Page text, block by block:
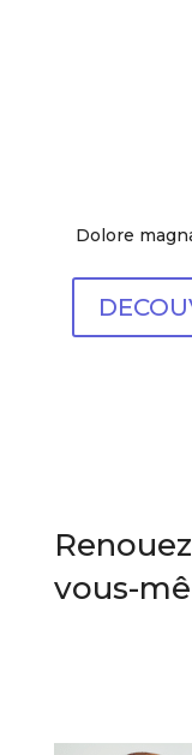
Dolore
vous-